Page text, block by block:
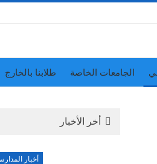
الجامعات الخاصة طلابنا بالخارج
أخر الأخبار
أخبار